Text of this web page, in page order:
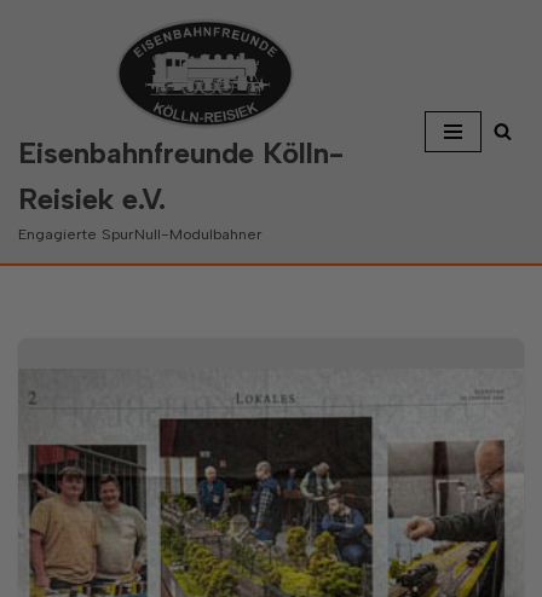
Eisenbahnfreunde Kölln-
Reisiek e.V.
Engagierte SpurNull-Modulbahner